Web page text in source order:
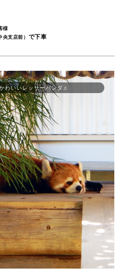
様
央支店前） で下車
わいいレッサーパンダ♫